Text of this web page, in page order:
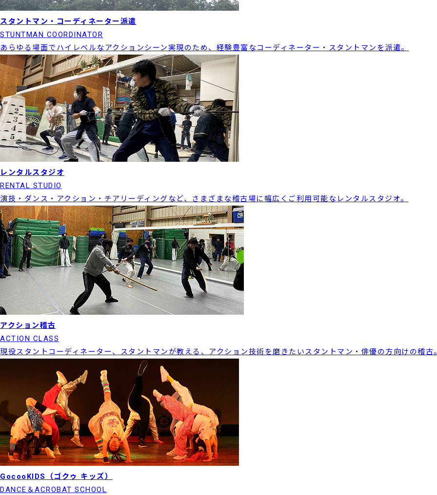
スタントマン・コーディネーター派遣
STUNTMAN COORDINATOR
あらゆる場面でハイレベルなアクションシーン実現のため、経験豊富なコーディネーター・スタントマンを派遣。
レンタルスタジオ
RENTAL STUDIO
演技・ダンス・アクション・チアリーディングなど、さまざまな稽古場に幅広くご利用可能なレンタルスタジオ。
アクション稽古
ACTION CLASS
現役スタントコーディネーター、スタントマンが教える、アクション技術を磨きたいスタントマン・俳優の方向けの稽古
GocooKIDS
（ゴクゥ キッズ）
DANCE＆ACROBAT SCHOOL